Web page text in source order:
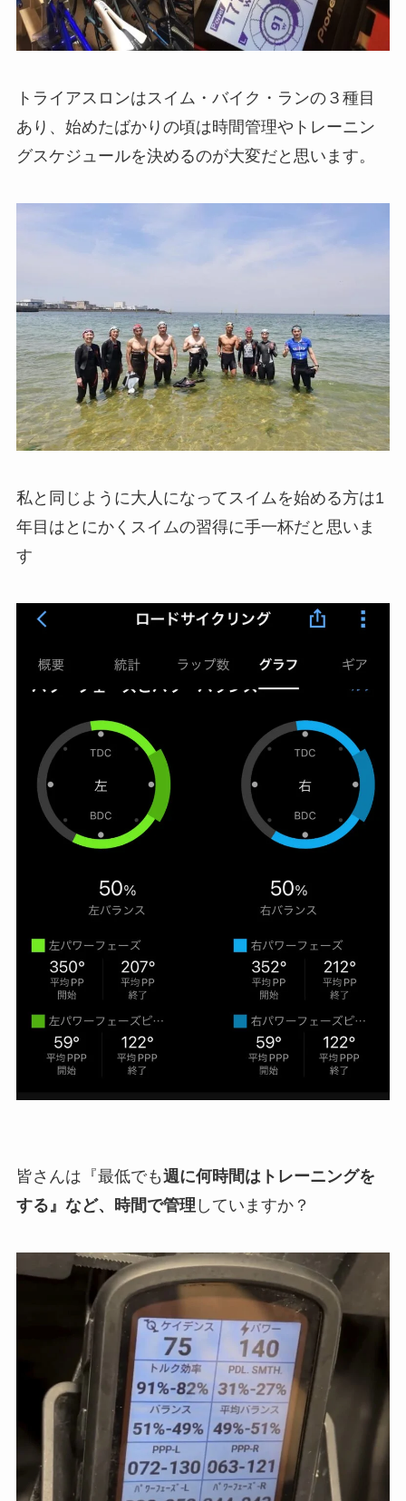
トライアスロンはスイム・バイク・ランの３種目
あり、始めたばかりの頃は時間管理やトレーニン
グスケジュールを決めるのが大変だと思います。
私と同じように大人になってスイムを始める方は1
年目はとにかくスイムの習得に手一杯だと思いま
す
皆さんは『最低でも週に何時間はトレーニングを
する』など、時間で管理 していますか？